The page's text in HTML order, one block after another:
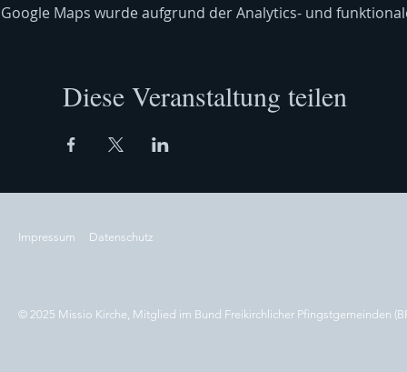
Google Maps wurde aufgrund der Analytics- und
Diese Veranstaltung teilen
Impressum Datenschutz
© 2025 Missio Kirche, Mitglied im Bund Freikirchlicher Pfingstgemeinden